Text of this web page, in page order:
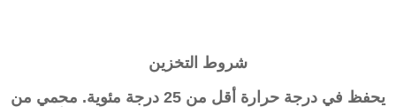
شروط التخزين
يحفظ في درجة حرارة أقل من 25 درجة مئوية. محمي من